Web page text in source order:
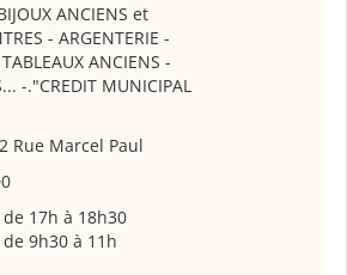
ANCIENS et
- ARGENTERIE -
ANCIENS -
-."CREDIT MUNICIPAL
Rue Marcel Paul
17h à 18h30
9h30 à 11h